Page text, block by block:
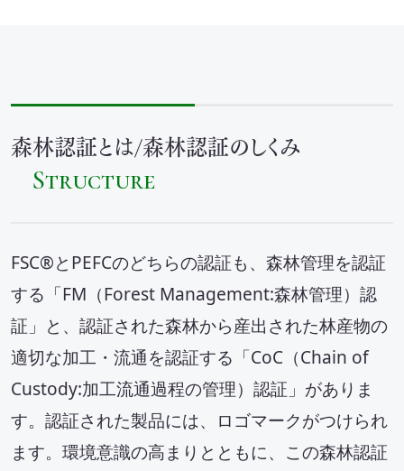
海外事業
お知らせ
セミナー・イベント
会社概要
業務連携
森林認証とは/森林認証のしくみ
Structure
FSC®とPEFCのどちらの認証も、森林管理を認証
する「FM（Forest Management:森林管理）認
証」と、認証された森林から産出された林産物の
適切な加工・流通を認証する「CoC（Chain of
Custody:加工流通過程の管理）認証」がありま
す。認証された製品には、ロゴマークがつけられ
ます。環境意識の高まりとともに、この森林認証